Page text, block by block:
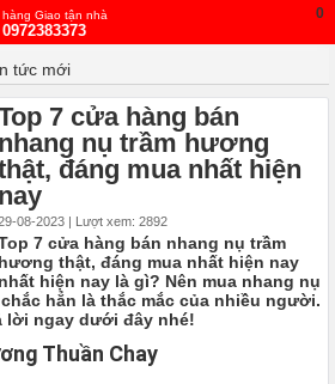
Giao tận nhà
0972383373
0
tức mới
7 cửa hàng bán
nhang nụ trầm hương
đáng mua nhất hiện
nay
08-2023 | Lượt xem: 2892
7 cửa hàng bán nhang nụ trầm
hương thật, đáng mua nhất hiện nay
nhất hiện nay là gì? Nên mua nhang nụ
hẳn là thắc mắc của nhiều người.
lời ngay dưới đây nhé!
Thuần Chay